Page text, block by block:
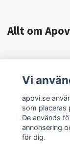
Allt om
Om Apovi
Sociala
Vi
apovi.se
som placeras
De används
annonsering
för dig.